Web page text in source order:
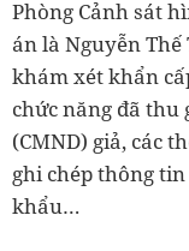
Phòng Cảnh sát
án là Nguyễn
khám xét khẩn
chức năng đã
(CMND) giả, các
ghi chép thông
khẩu…